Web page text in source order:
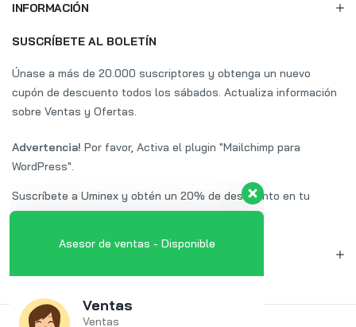
INFORMACIÓN
SUSCRÍBETE AL BOLETÍN
Únase a más de 20.000 suscriptores y obtenga un nuevo
cupón de descuento todos los sábados. Actualiza información
sobre Ventas y Ofertas.
Advertencia! Por favor, Activa el plugin "Mailchimp para
WordPress".
Suscríbete a Uminex y obtén un 20% de descuento en tu
primera compra.
Asesor de ventas - Disponible
Ventas
Ventas